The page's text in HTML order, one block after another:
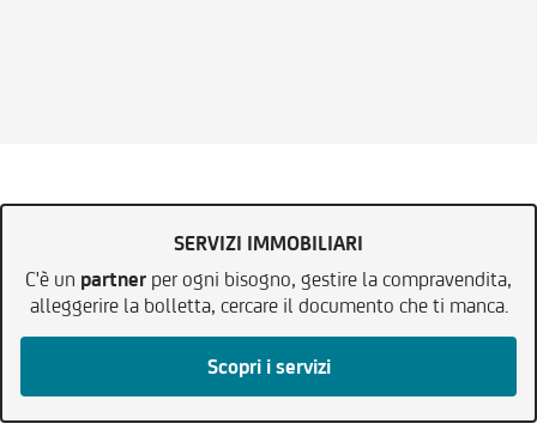
SERVIZI IMMOBILIARI
C'è un partner per ogni bisogno, gestire la compravendita,
alleggerire la bolletta, cercare il documento che ti manca.
Scopri i servizi